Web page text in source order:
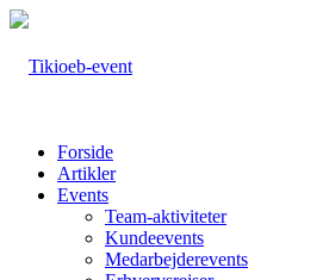
Forside
Artikler
Events
Team-aktiviteter
Kundeevents
Medarbejderevents